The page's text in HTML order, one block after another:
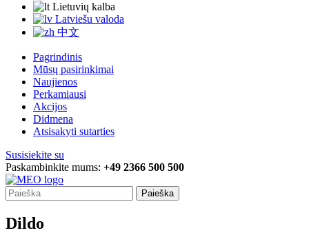
Lietuvių kalba
Latviešu valoda
中文
Pagrindinis
Mūsų pasirinkimai
Naujienos
Perkamiausi
Akcijos
Didmena
Atsisakyti sutarties
Susisiekite su
Paskambinkite mums: +49 2366 500 500
Paieška
Dildo